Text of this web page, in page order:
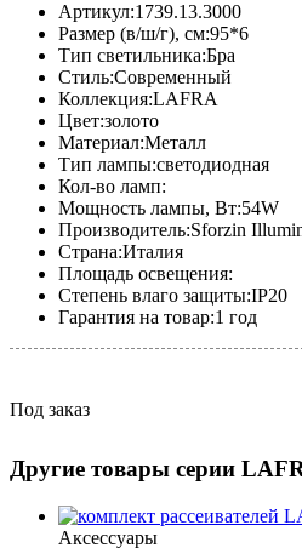
Артикул:1739.13.3000
Размер (в/ш/г), см:95*6
Тип светильника:Бра
Стиль:Современный
Коллекция:LAFRA
Цвет:золото
Материал:Металл
Тип лампы:светодиодная
Кол-во ламп:
Мощность лампы, Вт:54W
Производитель:Sforzin
Страна:Италия
Площадь освещения:
Степень влаго защиты:IP20
Гарантия на товар:1 год
Под заказ
Другие товары серии
Аксессуары